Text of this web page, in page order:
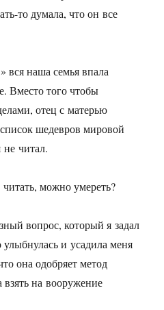
то думала, что он все
вся наша семья впала
Вместо того чтобы
отец с матерью
шедевров мировой
не читал.
можно умереть?
вопрос, который я задал
и усадила меня
она одобряет метод
на вооружение